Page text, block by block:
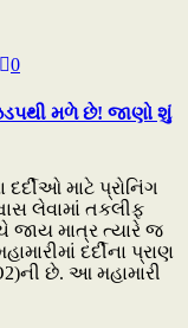
0
મળે છે! જાણો શું
માટે પ્રોનિંગ
લેવામાં તકલીફ
જાય માત્ર ત્યારે જ
દર્દીના પ્રાણ
છે. આ મહામારી